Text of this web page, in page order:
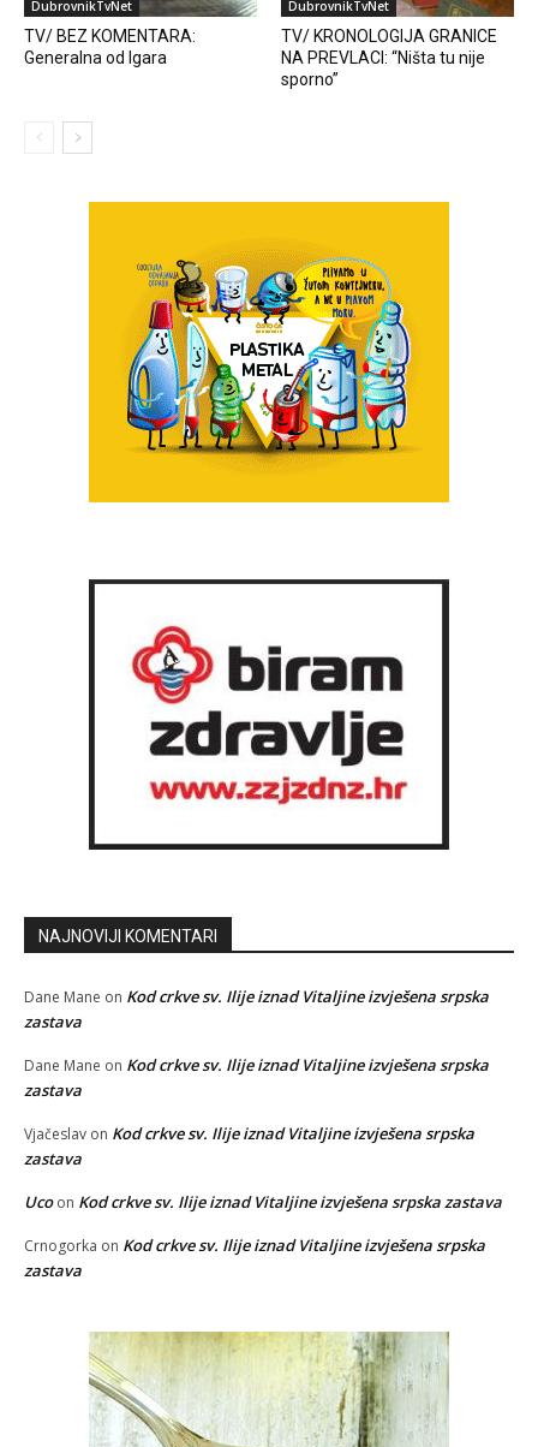
DubrovnikTvNet
TV/ BEZ KOMENTARA:
Generalna od Igara
DubrovnikTvNet
TV/ KRONOLOGIJA GRANICE
NA PREVLACI: “Ništa tu nije
sporno”
NAJNOVIJI KOMENTARI
Dane Mane on Kod crkve sv. Ilije iznad Vitaljine izvješena srpska
zastava
Dane Mane on Kod crkve sv. Ilije iznad Vitaljine izvješena srpska
zastava
Vjačeslav on Kod crkve sv. Ilije iznad Vitaljine izvješena srpska
zastava
Ucoon Kod crkve sv. Ilije iznad Vitaljine izvješena srpska zastava
Crnogorka on Kod crkve sv. Ilije iznad Vitaljine izvješena srpska
zastava